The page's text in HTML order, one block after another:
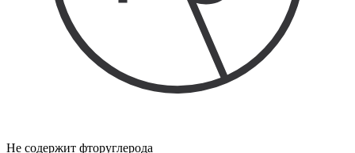
Не содержит фторуглерода